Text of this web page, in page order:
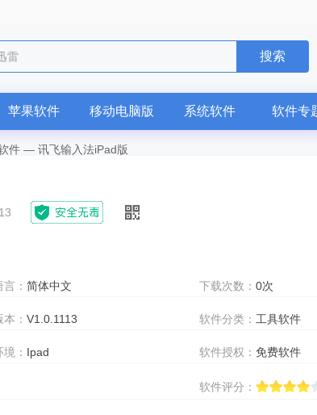
雷 搜索
苹果软件 移动电脑版 系统软件 软件专
件 — 讯飞输入法iPad版
言：简体中文 下载次数： 0次
本：V1.0.1113 软件分类： 工具软件
： Ipad 软件授权： 免费软件
软件评分：